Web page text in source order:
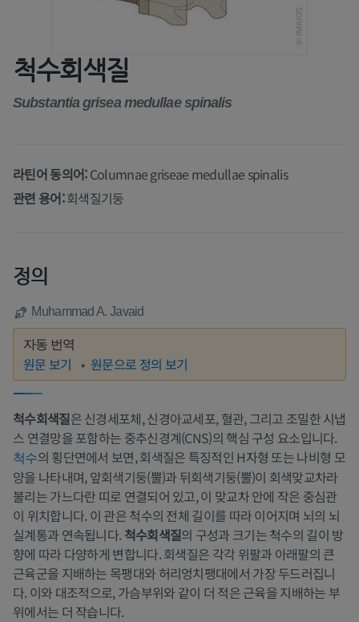
척수회색질
Substantia grisea medullae spinalis
라틴어 동의어:Columnae griseae medullae spinalis
관련 용어:회색질기둥
정의
Muhammad A. Javaid
자동 번역
원문 보기 원문으로 정의 보기
척수회색질은 신경세포체, 신경아교세포, 혈관, 그리고 조밀한 시냅
스 연결망을 포함하는 중추신경계(CNS)의 핵심 구성 요소입니다.
척수의 횡단면에서 보면, 회색질은 특징적인 H자형 또는 나비형 모
양을 나타내며, 앞회색기둥(뿔)과 뒤회색기둥(뿔)이 회색맞교차라
불리는 가느다란 띠로 연결되어 있고, 이 맞교차 안에 작은 중심관
이 위치합니다. 이 관은 척수의 전체 길이를 따라 이어지며 뇌의 뇌
실계통과 연속됩니다. 척수회색질의 구성과 크기는 척수의 길이 방
향에 따라 다양하게 변합니다. 회색질은 각각 위팔과 아래팔의 큰
근육군을 지배하는 목팽대와 허리엉치팽대에서 가장 두드러집니
다. 이와 대조적으로, 가슴부위와 같이 더 적은 근육을 지배하는 부
위에서는 더 작습니다.